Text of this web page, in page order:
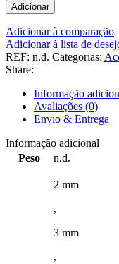
Adicionar
Adicionar à comparação
Adicionar à lista de
REF: n.d. Categorias:
Share:
Informação
Avaliações (0)
Envio & Entrega
Informação adicional
Peso
n.d.
2 mm
,
3 mm
,